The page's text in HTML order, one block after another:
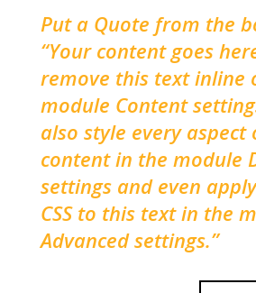
Put a Quote from the
“Your content goes
remove this text inline
module Content
also style every aspect
content in the module
settings and even
CSS to this text in the
Advanced settings.”